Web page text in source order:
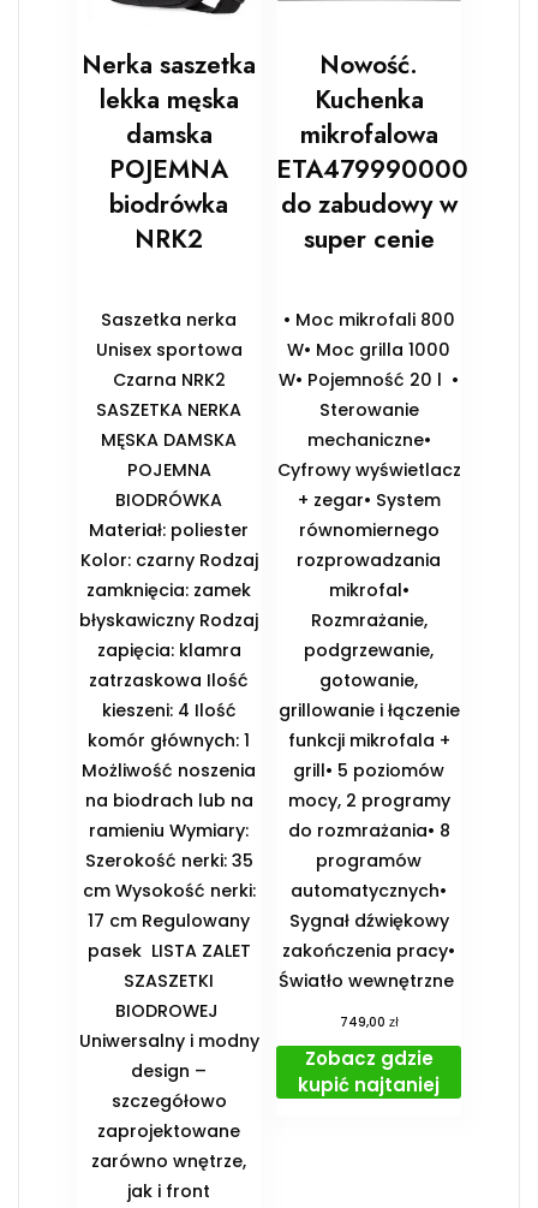
Nerka saszetka
lekka męska
damska
POJEMNA
biodrówka
NRK2
Saszetka nerka
Unisex sportowa
Czarna NRK2
SASZETKA NERKA
MĘSKA DAMSKA
POJEMNA
BIODRÓWKA
Materiał: poliester
Kolor: czarny Rodzaj
zamknięcia: zamek
błyskawiczny Rodzaj
zapięcia: klamra
zatrzaskowa Ilość
kieszeni: 4 Ilość
komór głównych: 1
Możliwość noszenia
na biodrach lub na
ramieniu Wymiary:
Szerokość nerki: 35
cm Wysokość nerki:
17 cm Regulowany
pasek ️ LISTA ZALET
SZASZETKI
BIODROWEJ ️
Uniwersalny i modny
design –
szczegółowo
zaprojektowane
zarówno wnętrze,
jak i front
Nowość.
Kuchenka
mikrofalowa
ETA479990000
do zabudowy w
super cenie
• Moc mikrofali 800
W• Moc grilla 1000
W• Pojemność 20 l •
Sterowanie
mechaniczne•
Cyfrowy wyświetlacz
+ zegar• System
równomiernego
rozprowadzania
mikrofal•
Rozmrażanie,
podgrzewanie,
gotowanie,
grillowanie i łączenie
funkcji mikrofala +
grill• 5 poziomów
mocy, 2 programy
do rozmrażania• 8
programów
automatycznych•
Sygnał dźwiękowy
zakończenia pracy•
Światło wewnętrzne
749,00 zł
Zobacz gdzie
kupić najtaniej